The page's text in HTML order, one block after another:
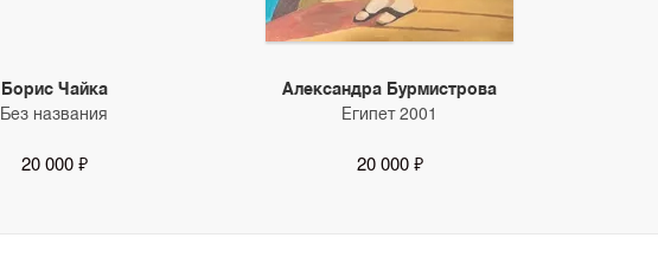
Борис Чайка
Без названия
20 000 ₽
Александра Бурмистрова
Египет 2001
20 000 ₽